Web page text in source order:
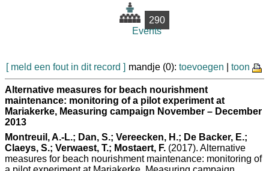
290
Events
[ meld een fout in dit record ] mandje (0): toevoegen toon
Alternative measures for beach nourishment
maintenance: monitoring of a pilot experiment at
Mariakerke, Measuring campaign November – December
2013
Montreuil, A.-L.; Dan, S.; Vereecken, H.; De Backer, E.;
Claeys, S.; Verwaest, T.; Mostaert, F. (2017). Alternative
measures for beach nourishment maintenance: monitoring of